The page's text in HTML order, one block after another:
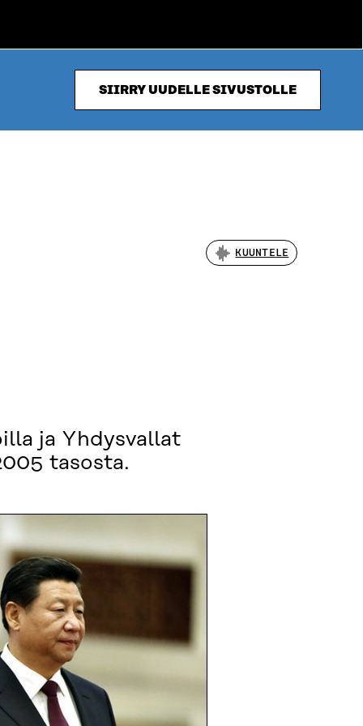
SIIRRY UUDELLE SIVUSTOLLE
KUUNTELE
ja Yhdysvallat
tasosta.